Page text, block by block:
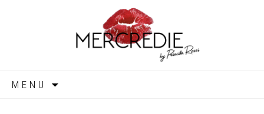
MERCREDIE
MENU